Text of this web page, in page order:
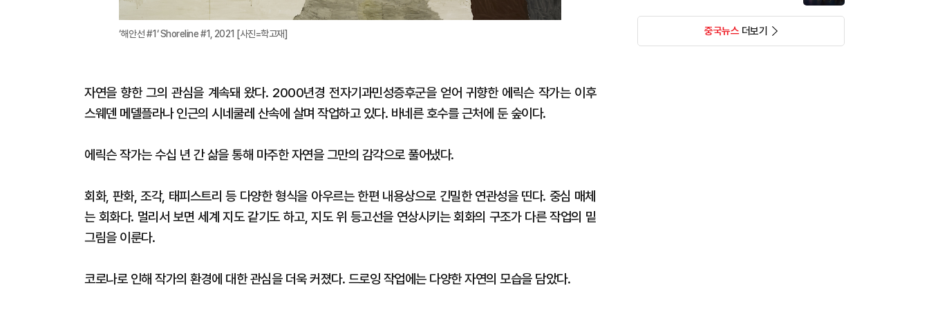
‘해안선 #1‘ Shoreline #1, 2021 [사진=학고재]
자연을 향한 그의 관심을 계속돼 왔다. 2000년경 전자기과민성증후군을 얻어 귀향한 에릭슨 작가는 이후
스웨덴 메델플라나 인근의 시네쿨레 산속에 살며 작업하고 있다. 바네른 호수를 근처에 둔 숲이다.
에릭슨 작가는 수십 년 간 삶을 통해 마주한 자연을 그만의 감각으로 풀어냈다.
회화, 판화, 조각, 태피스트리 등 다양한 형식을 아우르는 한편 내용상으로 긴밀한 연관성을 띤다. 중심 매체
는 회화다. 멀리서 보면 세계 지도 같기도 하고, 지도 위 등고선을 연상시키는 회화의 구조가 다른 작업의 밑
그림을 이룬다.
코로나로 인해 작가의 환경에 대한 관심을 더욱 커졌다. 드로잉 작업에는 다양한 자연의 모습을 담았다.
중국뉴스더보기